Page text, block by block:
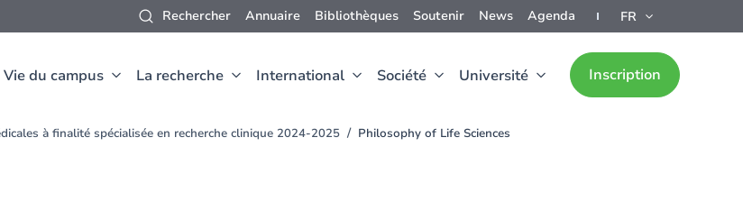
Rechercher Annuaire Bibliothèques Soutenir News Agenda FR
Vie du campus La recherche International Société Université Inscription
à finalité spécialisée en recherche clinique 2024-2025 Philosophy of Life Sciences